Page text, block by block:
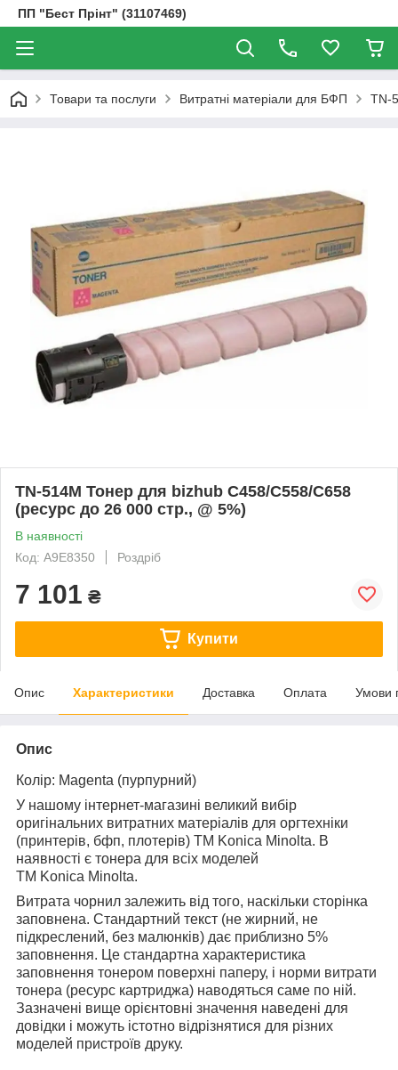
ПП "Бест Прінт" (31107469)
Товари та послуги Витратні матеріали для БФП TN-
TN-514M Тонер для bizhub C458/C558/C658
(ресурс до 26 000 стр., @ 5%)
В наявності
Код: A9E8350
Роздріб
7 101 ₴
Купити
Опис Характеристики Доставка Оплата Умови
Опис
Колір: Magenta (пурпурний)
У нашому інтернет-магазині великий вибір
оригінальних витратних матеріалів для оргтехніки
(принтерів, бфп, плотерів) ТМ Konica Minolta. В
наявності є тонера для всіх моделей
ТМ Konica Minolta.
Витрата чорнил залежить від того, наскільки сторінка
заповнена. Стандартний текст (не жирний, не
підкреслений, без малюнків) дає приблизно 5%
заповнення. Це стандартна характеристика
заповнення тонером поверхні паперу, і норми витрати
тонера (ресурс картриджа) наводяться саме по ній.
Зазначені вище орієнтовні значення наведені для
довідки і можуть істотно відрізнятися для різних
моделей пристроїв друку.